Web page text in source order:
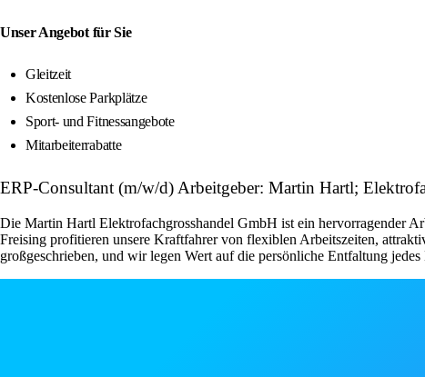
Unser Angebot für Sie
Gleitzeit
Kostenlose Parkplätze
Sport- und Fitnessangebote
Mitarbeiterrabatte
ERP-Consultant (m/w/d) Arbeitgeber: Martin Hartl;
Die Martin Hartl Elektrofachgrosshandel GmbH ist ein hervorragender
Freising profitieren unsere Kraftfahrer von flexiblen Arbeitszeiten,
großgeschrieben, und wir legen Wert auf die persönliche Entfaltung jedes